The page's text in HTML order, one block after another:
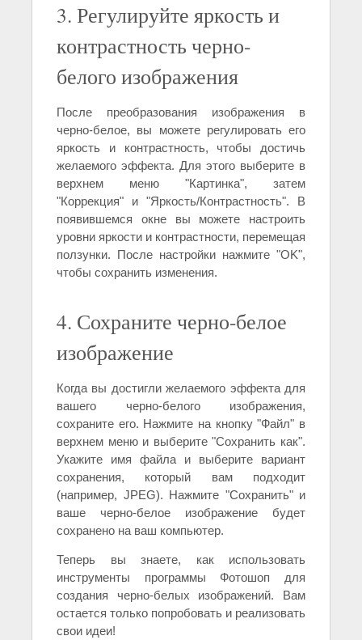
3. Регулируйте яркость и
контрастность черно-
белого изображения
После преобразования изображения в
черно-белое, вы можете регулировать его
яркость и контрастность, чтобы достичь
желаемого эффекта. Для этого выберите в
верхнем меню "Картинка", затем
"Коррекция" и "Яркость/Контрастность". В
появившемся окне вы можете настроить
уровни яркости и контрастности, перемещая
ползунки. После настройки нажмите "OK",
чтобы сохранить изменения.
4. Сохраните черно-белое
изображение
Когда вы достигли желаемого эффекта для
вашего черно-белого изображения,
сохраните его. Нажмите на кнопку "Файл" в
верхнем меню и выберите "Сохранить как".
Укажите имя файла и выберите вариант
сохранения, который вам подходит
(например, JPEG). Нажмите "Сохранить" и
ваше черно-белое изображение будет
сохранено на ваш компьютер.
Теперь вы знаете, как использовать
инструменты программы Фотошоп для
создания черно-белых изображений. Вам
остается только попробовать и реализовать
свои идеи!